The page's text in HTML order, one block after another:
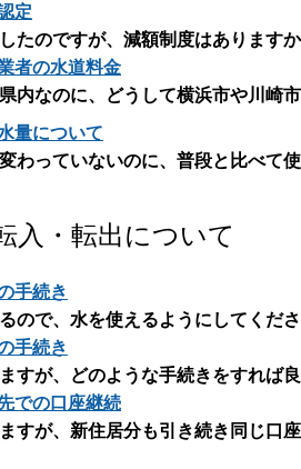
定
たのですが、減額制度はありますか
者の水道料金
内なのに、どうして横浜市や川崎
量について
わっていないのに、普段と比べて
・転出について
手続き
ので、水を使えるようにしてくださ
手続き
すが、どのような手続きをすれば良
での口座継続
すが、新住居分も引き続き同じ口